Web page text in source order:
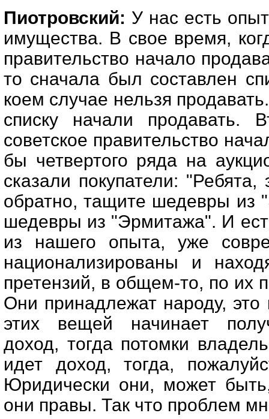
Пиотровский: У нас есть
имущества. В свое время,
правительство начало
то сначала был составлен
коем случае нельзя
списку начали продавать.
советское правительство
бы четвертого ряда на
сказали покупатели: "Ребята,
обратно, тащите шедевры из
шедевры из "Эрмитажа". И
из нашего опыта, уже
национализированы и
претензий, в общем-то, по их
Они принадлежат народу, это
этих вещей начинает
доход, тогда потомки
идет доход, тогда,
Юридически они, может
они правы. Так что проблем